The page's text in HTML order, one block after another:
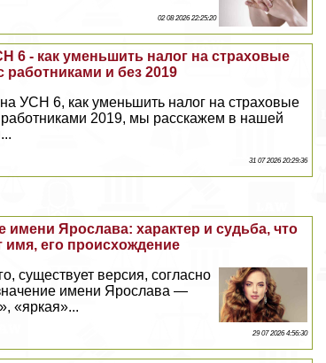
02 08 2026 22:25:20
6 - как уменьшить налог на страховые
работниками и без 2019
УСН 6, как уменьшить налог на страховые
2019, мы расскажем в нашей
31 07 2026 20:29:36
имени Ярослава: хаpaктер и судьба, что
имя, его происхождение
существует версия, согласно
имени Ярослава —
«яркая»...
29 07 2026 4:56:30